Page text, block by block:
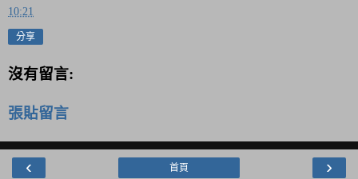
10:21
分享
沒有留言:
張貼留言
‹ ›
首頁